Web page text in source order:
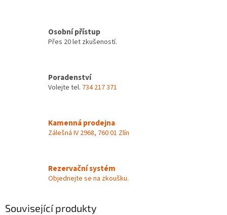
Osobní přístup
Přes 20 let zkušeností.
Poradenství
Volejte tel. 734 217 371
Kamenná prodejna
Zálešná IV 2968, 760 01 Zlín
Rezervační systém
Objednejte se na zkoušku.
Související produkty